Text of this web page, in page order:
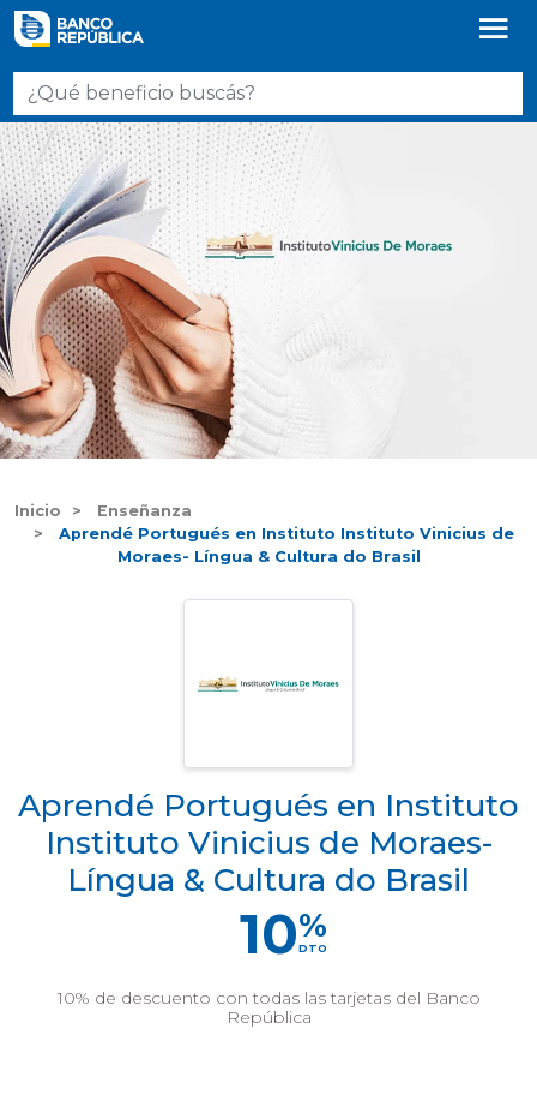
Inicio
Enseñanza
Aprendé Portugués en Instituto Instituto Vinicius de
Moraes- Língua & Cultura do Brasil
Aprendé Portugués en Instituto
Instituto Vinicius de Moraes-
Língua & Cultura do Brasil
10%
DTO
10% de descuento con todas las tarjetas del Banco
República